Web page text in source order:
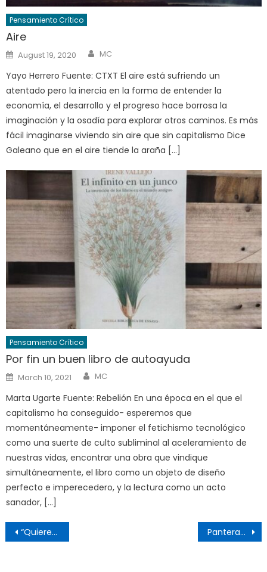
Pensamiento Crítico
Aire
Posted
on
August 19, 2020 Author
MC
Yayo Herrero Fuente: CTXT El aire está sufriendo un
atentado pero la inercia en la forma de entender la
economía, el desarrollo y el progreso hace borrosa la
imaginación y la osadía para explorar otros caminos. Es más
fácil imaginarse viviendo sin aire que sin capitalismo Dice
Galeano que en el aire tiende la araña […]
Pensamiento Crítico
Por fin un buen libro de autoayuda
Posted
on
March 10, 2021 Author
MC
Marta Ugarte Fuente: Rebelión En una época en el que el
capitalismo ha conseguido- esperemos que
momentáneamente- imponer el fetichismo tecnológico
como una suerte de culto subliminal al aceleramiento de
nuestras vidas, encontrar una obra que vindique
simultáneamente, el libro como un objeto de diseño
perfecto e imperecedero, y la lectura como un acto
sanador, […]
Post
navigation
“Quieren que seamos como el Duarte que se nos ha pintado, para gobernamos como Santana” Soto Jiménez Panteras y Patriotas